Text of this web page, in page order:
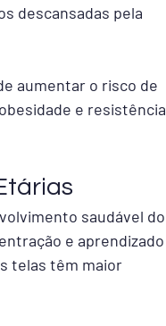
descansadas pela
aumentar o risco de
e resistência
saudável do
e aprendizado
telas têm maior